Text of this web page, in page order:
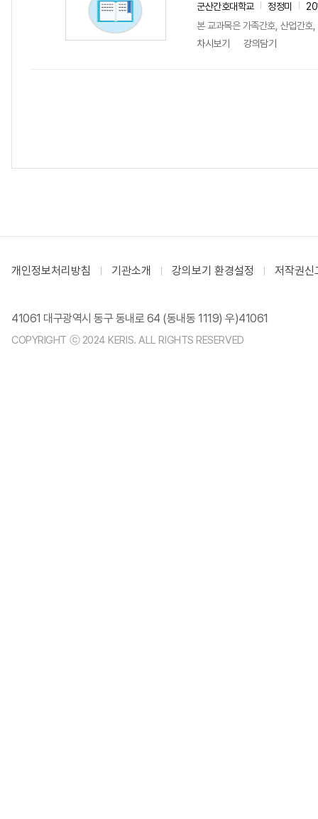
군산간호대학교 정정미
본 교과목은 가족간호, 산업간호
차시보기
강의담기
개인정보처리방침 기관소개 강의보기 환경설정 저작권신
41061 대구광역시 동구 동내로 64 (동내동 1119) 우)41061
COPYRIGHT ⓒ 2024 KERIS. ALL RIGHTS RESERVED